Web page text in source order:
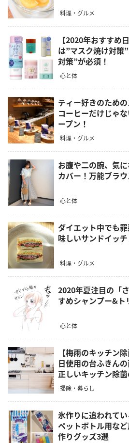
料理・グルメ
【2020年おすすめ
は”マスク焼け対策
対策”が必須！
心と体
ティー好きのため
コーヒーだけじゃ
ープン！
料理・グルメ
お腹や二の腕、気
カバー！万能ブラ
心と体
ダイエット中でも
味しいサンドイッ
料理・グルメ
2020年夏注目の「
すめシャンプー&ト
心と体
【梅雨のキッチン
日使用の台ふきん
正しいキッチン除
掃除・暮らし
氷作りに追われてい
ペットボトル用な
作りグッズ3選